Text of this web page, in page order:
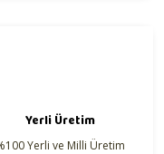
Yerli Üretim
Yerli ve Milli Üretim